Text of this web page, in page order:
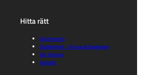
Hitta rätt
Gå på match
Sladda Runt – Prova på Speedway
Vår historia
Kontakt